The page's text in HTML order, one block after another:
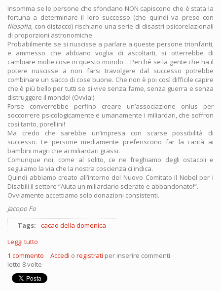
Insomma se le persone che sfondano NON capiscono che è stata la
fortuna a determinare il loro successo (che quindi va preso con
filosofia, con distacco) rischiano una serie di disastri psicorelazionali
di proporzioni astronomiche.
Probabilmente se si riuscisse a parlare a queste persone trionfanti,
e ammesso che abbiano voglia di ascoltarti, si otterrebbe di
cambiare molte cose in questo mondo… Perché se la gente che ha il
potere riuscisse a non farsi travolgere dal successo potrebbe
combinare un sacco di cose buone. Che non è poi così difficile capire
che è più bello per tutti se si vive senza fame, senza guerra e senza
distruggere il mondo! (Ovvìa!)
Forse converrebbe perfino creare un’associazione onlus per
soccorrere psicologicamente e umanamente i miliardari, che soffron
così tanto, porellini!
Ma credo che sarebbe un’impresa con scarse possibilità di
successo. Le persone mediamente preferiscono far la carità ai
bambini magri che ai miliardari grassi.
Comunque noi, come al solito, ce ne freghiamo degli ostacoli e
seguiamo la via che la nostra coscienza ci indica.
Quindi abbiamo creato all’interno del Nuovo Comitato Il Nobel per i
Disabili il settore “Aiuta un miliardario sclerato e abbandonato!”.
Ovviamente accettiamo solo donazioni consistenti.
Jacopo Fo
Tags:
cacao della domenica
Leggi tutto
favore
soccorrerete
i
miliardari!!!
1 commento Accedi o registrati per inserire commenti.
letto 8 volte